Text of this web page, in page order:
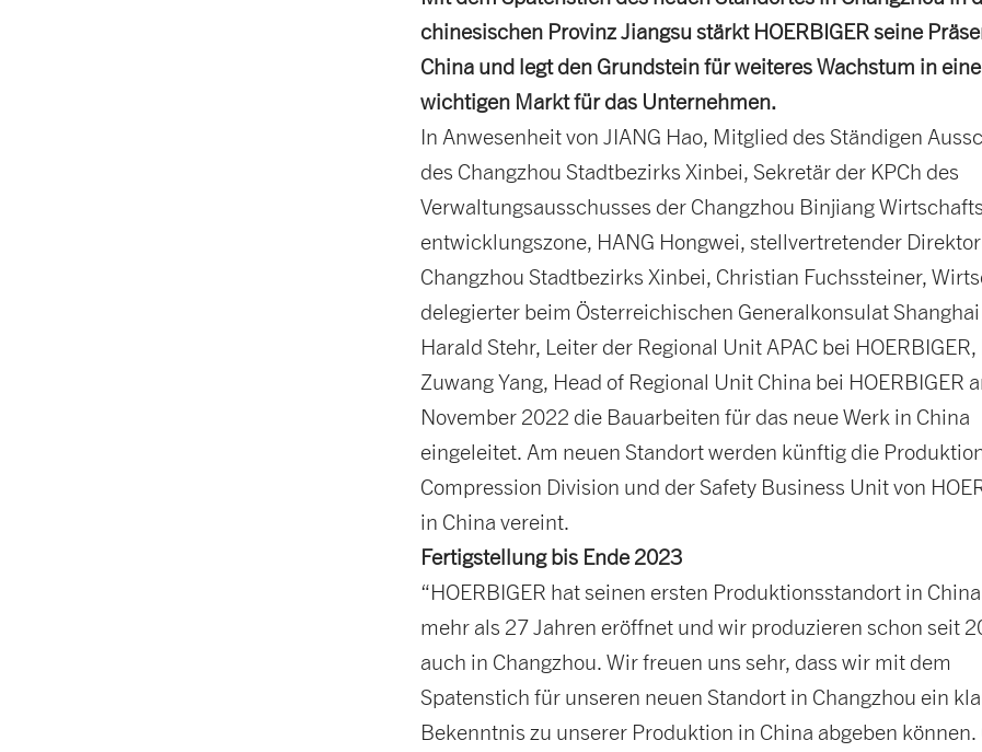
chinesischen Provinz Jiangsu stärkt HOERBIGER seine
China und legt den Grundstein für weiteres Wachstum in
wichtigen Markt für das Unternehmen.
In Anwesenheit von JIANG Hao, Mitglied des Ständigen
des Changzhou Stadtbezirks Xinbei, Sekretär der KPCh des
Verwaltungs­ausschusses der Changzhou Binjiang
entwicklungszone, HANG Hongwei, stellvertretender
Changzhou Stadtbezirks Xinbei, Christian Fuchssteiner,
delegierter beim Österreichischen Generalkonsulat
Harald Stehr, Leiter der Regional Unit APAC bei HOERBIGER,
Zuwang Yang, Head of Regional Unit China bei HOERBIGER
November 2022 die Bauarbeiten für das neue Werk in China
eingeleitet. Am neuen Standort werden künftig die
Compression Division und der Safety Business Unit von
in China vereint.
Fertigstellung bis Ende 2023
“HOERBIGER hat seinen ersten Produktions­standort in
mehr als 27 Jahren eröffnet und wir produzieren schon seit
auch in Changzhou. Wir freuen uns sehr, dass wir mit dem
Spatenstich für unseren neuen Standort in Changzhou ein
Bekenntnis zu unserer Produktion in China abgeben können.